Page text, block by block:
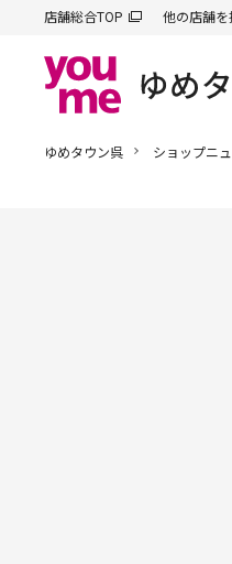
店舗総合TOP 他の店舗を
ゆめタウン呉 ショップニ